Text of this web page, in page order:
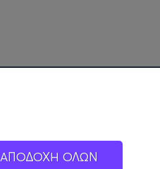
ΑΠΟΔΟΧΗ ΟΛΩΝ